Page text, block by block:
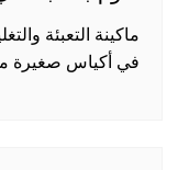
ماكينة التعبئة
في أكياس صغيرة موديل 905 ماركة